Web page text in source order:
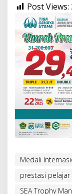
Post Views:
Medali
prestasi pelajar
SEA Trophy